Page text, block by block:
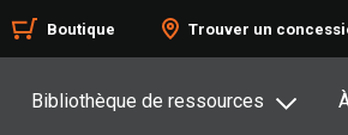
Boutique Trouver un
Bibliothèque de ressources